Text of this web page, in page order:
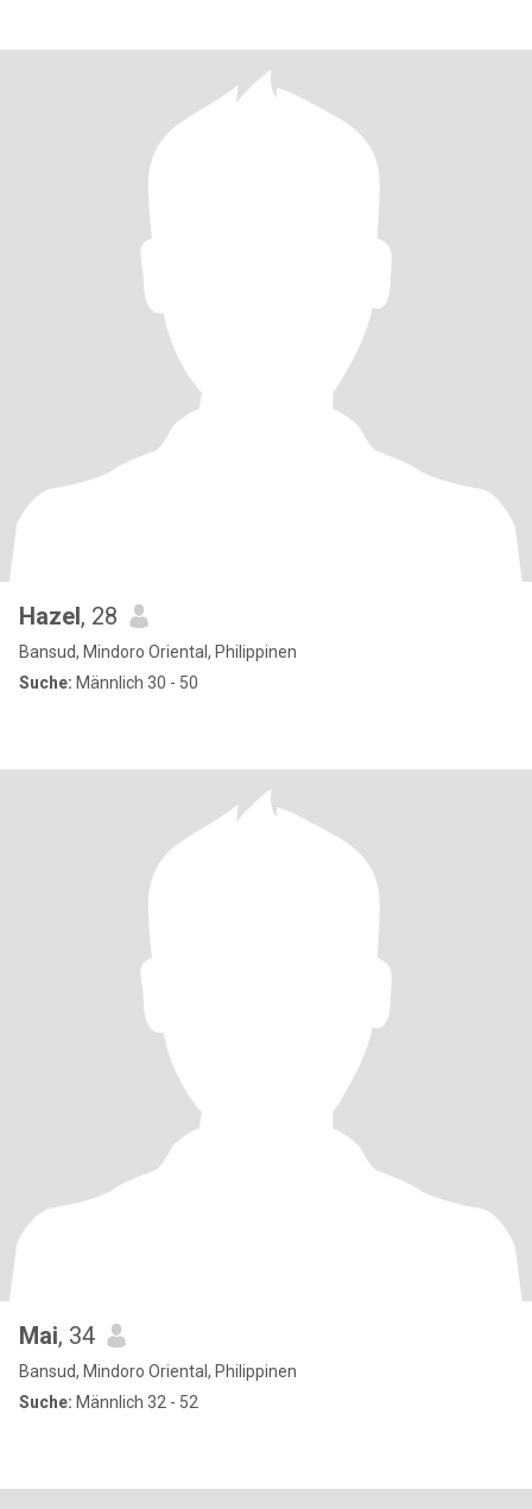
Hazel, 28
Bansud, Mindoro Oriental, Philippinen
Suche: Männlich 30 - 50
Mai, 34
Bansud, Mindoro Oriental, Philippinen
Suche: Männlich 32 - 52